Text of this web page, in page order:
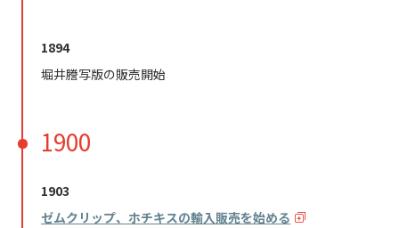
1894
堀井謄写版の販売開始
1900
1903
ゼムクリップ、ホチキスの輸入販売を始める